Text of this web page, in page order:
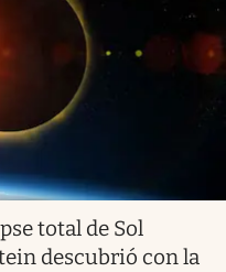
total de Sol
descubrió con la